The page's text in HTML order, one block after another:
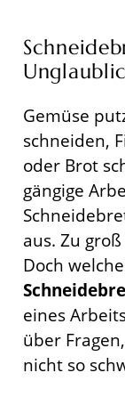
Gemüse
schneiden,
oder Brot
gängige
aus. Zu
Doch
eines
über
nicht so